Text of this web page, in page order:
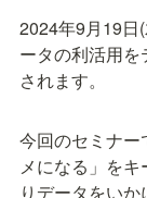
2024年9月19日
ータの利活用
されます。
今回のセミナー
メになる」を
りデータをい